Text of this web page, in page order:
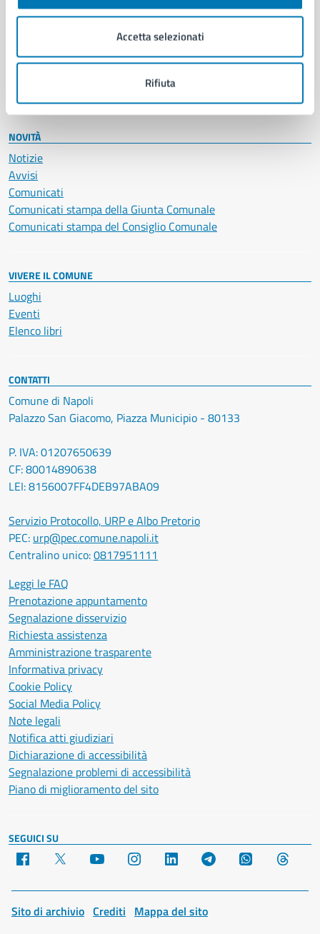
Accetta selezionati
Rifiuta
Giustizia e sicurezza pubblica
Salute, benessere e assistenza
Servizi Cimiteriali
NOVITÀ
Notizie
Avvisi
Comunicati
Comunicati stampa della Giunta Comunale
Comunicati stampa del Consiglio Comunale
VIVERE IL COMUNE
Luoghi
Eventi
Elenco libri
CONTATTI
Comune di Napoli
Palazzo San Giacomo, Piazza Municipio - 80133
P. IVA: 01207650639
CF: 80014890638
LEI: 8156007FF4DEB97ABA09
Servizio Protocollo, URP e Albo Pretorio
PEC: urp@pec.comune.napoli.it
Centralino unico:0817951111
Leggi le FAQ
Prenotazione appuntamento
Segnalazione disservizio
Richiesta assistenza
Amministrazione trasparente
Informativa privacy
Cookie Policy
Social Media Policy
Note legali
Notifica atti giudiziari
Dichiarazione di accessibilità
Segnalazione problemi di accessibilità
Piano di miglioramento del sito
SEGUICI SU
Facebook YouTube Instagram LinkedIn Telegram WhatsApp
Sito di archivio Crediti Mappa del sito